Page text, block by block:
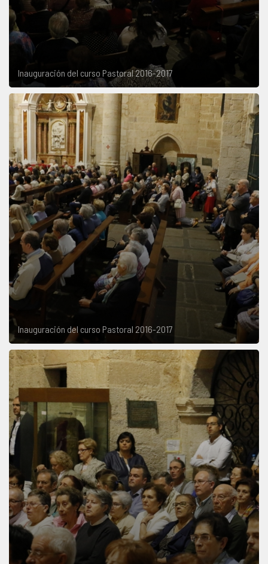
Inauguración del curso Pastoral 2016-2017
Inauguración del curso Pastoral 2016-2017